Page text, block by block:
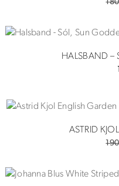
HALSBAND –
ASTRID